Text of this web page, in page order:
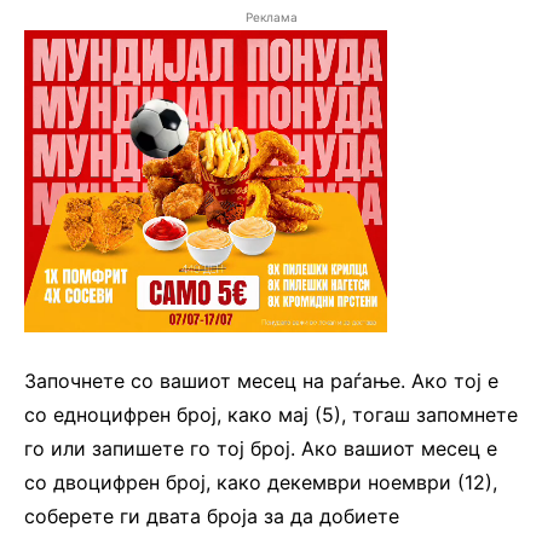
Реклама
Започнете со вашиот месец на раѓање. Ако тој е
со едноцифрен број, како мај (5), тогаш запомнете
го или запишете го тој број. Ако вашиот месец е
со двоцифрен број, како декември ноември (12),
соберете ги двата броја за да добиете